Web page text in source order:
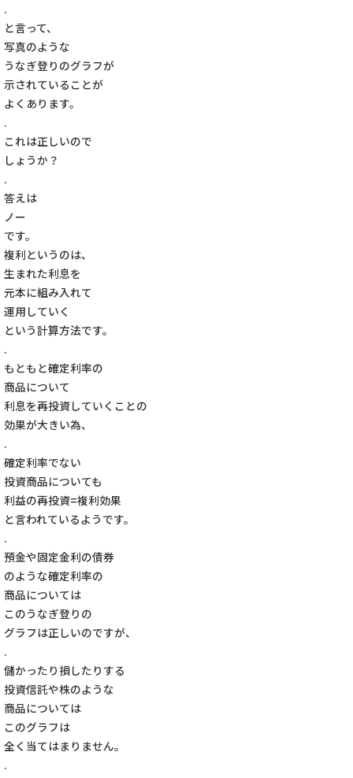
.
と言って、
写真のような
うなぎ登りのグラフが
示されていることが
よくあります。
.
これは正しいので
しょうか？
.
答えは
ノー
です。
複利というのは、
生まれた利息を
元本に組み入れて
運用していく
という計算方法です。
.
もともと確定利率の
商品について
利息を再投資していくことの
効果が大きい為、
.
確定利率でない
投資商品についても
利益の再投資=複利効果
と言われているようです。
.
預金や固定金利の債券
のような確定利率の
商品については
このうなぎ登りの
グラフは正しいのですが、
.
儲かったり損したりする
投資信託や株のような
商品については
このグラフは
全く当てはまりません。
.